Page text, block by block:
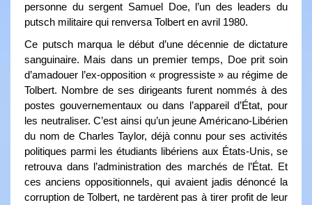
personne du sergent Samuel Doe, l’un des leaders du
putsch militaire qui renversa Tolbert en avril 1980.
Ce putsch marqua le début d’une décennie de dictature
sanguinaire. Mais dans un premier temps, Doe prit soin
d’amadouer l’ex-opposition « progressiste » au régime de
Tolbert. Nombre de ses dirigeants furent nommés à des
postes gouvernementaux ou dans l’appareil d’État, pour
les neutraliser. C’est ainsi qu’un jeune Américano-Libérien
du nom de Charles Taylor, déjà connu pour ses activités
politiques parmi les étudiants libériens aux États-Unis, se
retrouva dans l’administration des marchés de l’État. Et
ces anciens oppositionnels, qui avaient jadis dénoncé la
corruption de Tolbert, ne tardèrent pas à tirer profit de leur